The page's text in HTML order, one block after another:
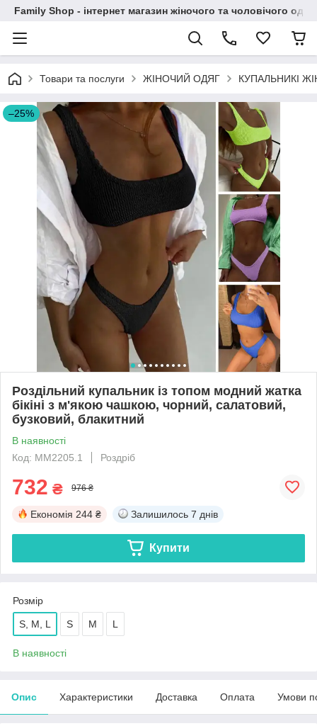
Family Shop - інтернет магазин жіночого та чоловічого
Товари та послуги ЖІНОЧИЙ ОДЯГ КУПАЛЬНИКІ
–25%
Роздільний купальник із топом модний жатка
бікіні з м'якою чашкою, чорний, салатовий,
бузковий, блакитний
В наявності
Код: MM2205.1
Роздріб
732 ₴ 976 ₴
Економія 244 ₴ Залишилось 7 днів
Купити
Розмір
S, M, L S M L
В наявності
Опис Характеристики Доставка Оплата Умови